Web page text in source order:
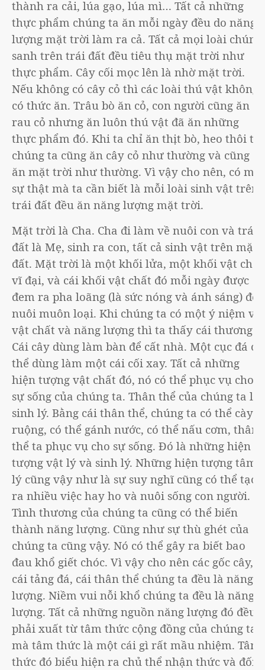
thành ra cải, lúa gạo, lúa mì… Tất cả những
thực phẩm chúng ta ăn mỗi ngày đều do năng
lượng mặt trời làm ra cả. Tất cả mọi loài chúng
sanh trên trái đất đều tiêu thụ mặt trời như
thực phẩm. Cây cối mọc lên là nhờ mặt trời.
Nếu không có cây cỏ thì các loài thú vật không
có thức ăn. Trâu bò ăn cỏ, con người cũng ăn
rau cỏ nhưng ăn luôn thú vật đã ăn những
thực phẩm đó. Khi ta chỉ ăn thịt bò, heo thôi thì
chúng ta cũng ăn cây cỏ như thường và cũng
ăn mặt trời như thường. Vì vậy cho nên, có một
sự thật mà ta cần biết là mỗi loài sinh vật trên
trái đất đều ăn năng lượng mặt trời.
Mặt trời là Cha. Cha đi làm về nuôi con và trái
đất là Mẹ, sinh ra con, tất cả sinh vật trên mặt
đất. Mặt trời là một khối lửa, một khối vật chất
vĩ đại, và cái khối vật chất đó mỗi ngày được
đem ra pha loãng (là sức nóng và ánh sáng) để
nuôi muôn loại. Khi chúng ta có một ý niệm về
vật chất và năng lượng thì ta thấy cái thương.
Cái cây dùng làm bàn để cất nhà. Một cục đá có
thể dùng làm một cái cối xay. Tất cả những
hiện tượng vật chất đó, nó có thể phục vụ cho
sự sống của chúng ta. Thân thể của chúng ta là
sinh lý. Bằng cái thân thể, chúng ta có thể cày
ruộng, có thể gánh nước, có thể nấu cơm, thân
thể ta phục vụ cho sự sống. Đó là những hiện
tượng vật lý và sinh lý. Những hiện tượng tâm
lý cũng vậy như là sự suy nghĩ cũng có thể tạo
ra nhiều việc hay ho và nuôi sống con người.
Tình thương của chúng ta cũng có thể biến
thành năng lượng. Cũng như sự thù ghét của
chúng ta cũng vậy. Nó có thể gây ra biết bao
đau khổ giết chóc. Vì vậy cho nên các gốc cây,
cái tảng đá, cái thân thể chúng ta đều là năng
lượng. Niềm vui nỗi khổ chúng ta đều là năng
lượng. Tất cả những nguồn năng lượng đó đều
phải xuất từ tâm thức cộng đồng của chúng ta
mà tâm thức là một cái gì rất mầu nhiệm. Tâm
thức đó biểu hiện ra chủ thể nhận thức và đối